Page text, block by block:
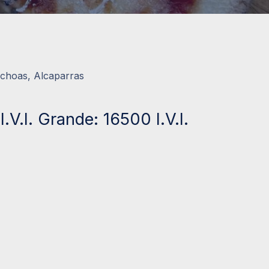
Alcaparras
Grande: 16500 I.V.I.